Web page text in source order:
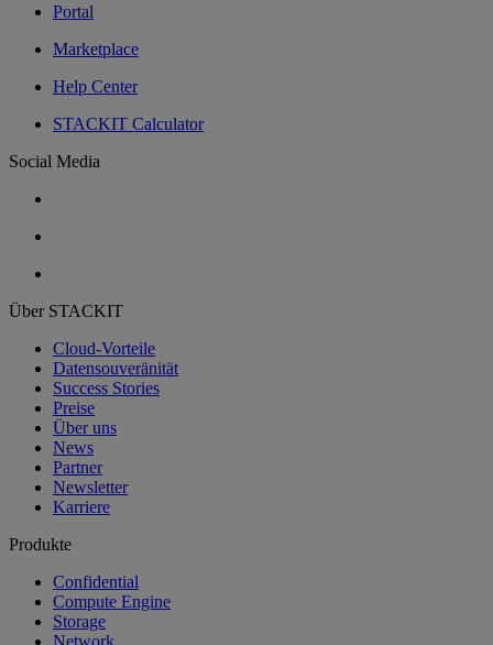
Portal
Marketplace
Help Center
STACKIT Calculator
Social Media
Über STACKIT
Cloud-Vorteile
Datensouveränität
Success Stories
Preise
Über uns
News
Partner
Newsletter
Karriere
Produkte
Confidential
Compute Engine
Storage
Network